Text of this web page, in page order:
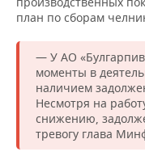
ХОККЕЙ С МЯЧОМ
ПРОИСШЕСТВИЯ
план по сборам
— У АО
моменты в
наличием
Несмотря на
снижению,
тревогу глава